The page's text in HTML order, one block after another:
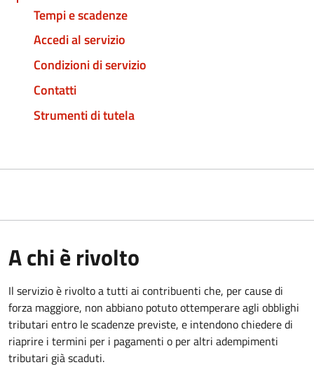
Tempi e scadenze
Accedi al servizio
Condizioni di servizio
Contatti
Strumenti di tutela
A chi è rivolto
Il servizio è rivolto a tutti ai contribuenti che, per cause di
forza maggiore, non abbiano potuto ottemperare agli obblighi
tributari entro le scadenze previste, e intendono chiedere di
riaprire i termini per i pagamenti o per altri adempimenti
tributari già scaduti.